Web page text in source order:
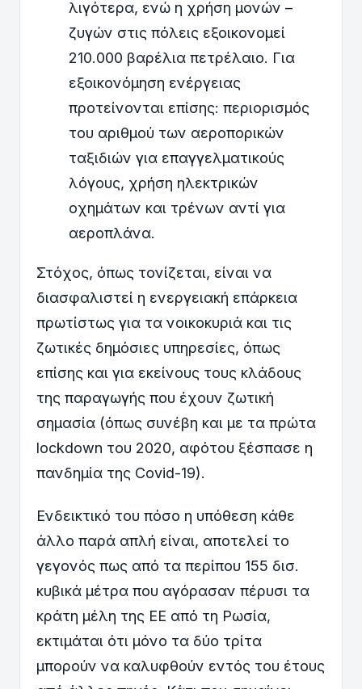
λιγότερα, ενώ η χρήση μονών –
ζυγών στις πόλεις εξοικονομεί
210.000 βαρέλια πετρέλαιο. Για
εξοικονόμηση ενέργειας
προτείνονται επίσης: περιορισμός
του αριθμού των αεροπορικών
ταξιδιών για επαγγελματικούς
λόγους, χρήση ηλεκτρικών
οχημάτων και τρένων αντί για
αεροπλάνα.
Στόχος, όπως τονίζεται, είναι να
διασφαλιστεί η ενεργειακή επάρκεια
πρωτίστως για τα νοικοκυριά και τις
ζωτικές δημόσιες υπηρεσίες, όπως
επίσης και για εκείνους τους κλάδους
της παραγωγής που έχουν ζωτική
σημασία (όπως συνέβη και με τα πρώτα
lockdown του 2020, αφότου ξέσπασε η
πανδημία της Covid-19).
Ενδεικτικό του πόσο η υπόθεση κάθε
άλλο παρά απλή είναι, αποτελεί το
γεγονός πως από τα περίπου 155 δισ.
κυβικά μέτρα που αγόρασαν πέρυσι τα
κράτη μέλη της ΕΕ από τη Ρωσία,
εκτιμάται ότι μόνο τα δύο τρίτα
μπορούν να καλυφθούν εντός του έτους